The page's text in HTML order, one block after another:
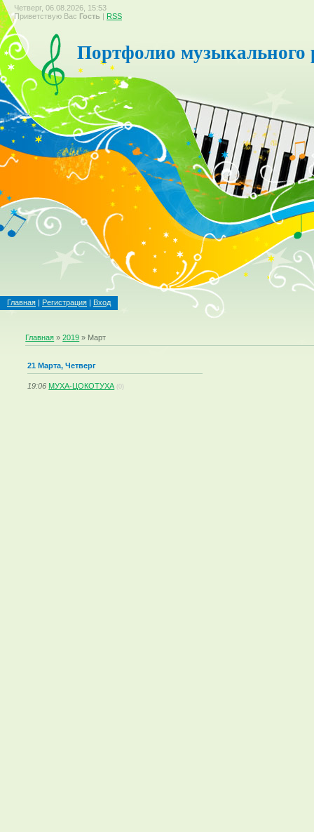
Четверг, 06.08.2026, 15:53
Приветствую Вас Гость | RSS
Портфолио музыкального
Главная | Регистрация | Вход
Главная »2019 » Март
21 Марта, Четверг
19:06 МУХА-ЦОКОТУХА (0)